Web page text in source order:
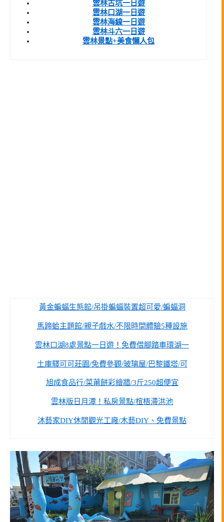
雲林古坑一日遊
雲林口湖一日遊
雲林海線一日遊
雲林斗六一日遊
雲林景點+美食懶人包
黃金蝙蝠生態館/吊掛蝙蝠裝置超可愛/蝙蝠洞
馬蹄蛤主題館/親子戲水/不限時間體驗5種設施
雲林口湖8處景點一日遊！免費借腳踏車環湖一
土庫驛可可莊園/免費參觀/玻璃屋/巴黎鐵塔/可
旭成食品行/菜莆餅彩繪牆/3斤250超便宜
雲林版日月潭！私房景點/椬梧滯洪池
沐藝家DIY休閒觀光工廠/木藝DIY、免費景點